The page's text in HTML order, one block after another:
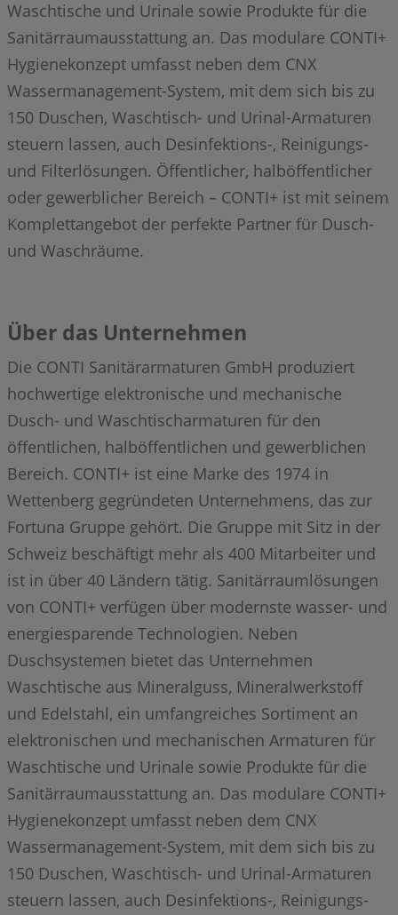
Waschtische und Urinale sowie Produkte für die
Sanitärraumausstattung an. Das modulare CONTI+
Hygienekonzept umfasst neben dem CNX
Wassermanagement-System, mit dem sich bis zu
150 Duschen, Waschtisch- und Urinal-Armaturen
steuern lassen, auch Desinfektions-, Reinigungs-
und Filterlösungen. Öffentlicher, halböffentlicher
oder gewerblicher Bereich – CONTI+ ist mit seinem
Komplettangebot der perfekte Partner für Dusch-
und Waschräume.
Über das Unternehmen
Die CONTI Sanitärarmaturen GmbH produziert
hochwertige elektronische und mechanische
Dusch- und Waschtischarmaturen für den
öffentlichen, halböffentlichen und gewerblichen
Bereich. CONTI+ ist eine Marke des 1974 in
Wettenberg gegründeten Unternehmens, das zur
Fortuna Gruppe gehört. Die Gruppe mit Sitz in der
Schweiz beschäftigt mehr als 400 Mitarbeiter und
ist in über 40 Ländern tätig. Sanitärraumlösungen
von CONTI+ verfügen über modernste wasser- und
energiesparende Technologien. Neben
Duschsystemen bietet das Unternehmen
Waschtische aus Mineralguss, Mineralwerkstoff
und Edelstahl, ein umfangreiches Sortiment an
elektronischen und mechanischen Armaturen für
Waschtische und Urinale sowie Produkte für die
Sanitärraumausstattung an. Das modulare CONTI+
Hygienekonzept umfasst neben dem CNX
Wassermanagement-System, mit dem sich bis zu
150 Duschen, Waschtisch- und Urinal-Armaturen
steuern lassen, auch Desinfektions-, Reinigungs-